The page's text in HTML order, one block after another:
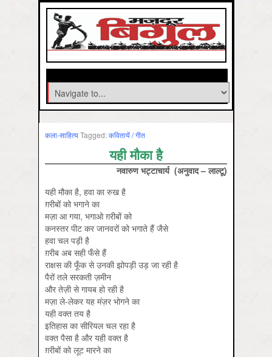
कला-साहित्‍यTagged:कवितायें / गीत
यही मौका है
नवारुण भट्टाचार्य (अनुवाद – लाल्टू)
यही मौका है, हवा का रुख है
ग़रीबों को भगाने का
मज़ा आ गया, भगाओ ग़रीबों को
कनस्तर पीट कर जानवरों को भगाते हैं जैसे
हवा चल पड़ी है
ग़रीब अब सही फँसे हैं
राक्षस की फूँक से उनकी झोपड़ी उड़ जा रही है
पैरों तले सरकती ज़मीन
और तेज़ी से गायब हो रही है
मज़ा ले-लेकर यह मंज़र भोगने का
यही वक्त तय है
इतिहास का सीरियल चल रहा है
वक्त पैसा है और यही वक्त है
ग़रीबों को लूट मारने का